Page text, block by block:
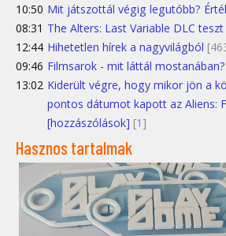
10:50 Mit játszottál végig legutóbb?
08:31 The Alters: Last Variable DLC
12:44 Hihetetlen hírek a nagyvilágból
09:46 Filmsarok - mit láttál mostanában?
13:02 Kiderült végre, hogy mikor jön a
pontos dátumot kapott az Aliens:
[hozzászólások] [1]
Hasznos tartalmak